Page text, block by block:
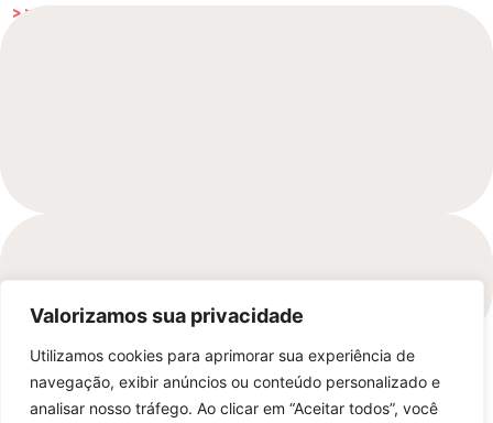
Valorizamos sua privacidade
Utilizamos cookies para aprimorar sua experiência de
navegação, exibir anúncios ou conteúdo personalizado e
analisar nosso tráfego. Ao clicar em “Aceitar todos”, você
>> Mais análises
[elementor-template id="3329"]